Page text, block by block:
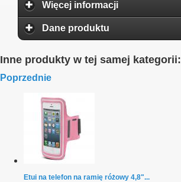
Więcej informacji
Dane produktu
Inne produkty w tej samej kategorii:
Poprzednie
Etui na telefon na ramię różowy 4,8"...